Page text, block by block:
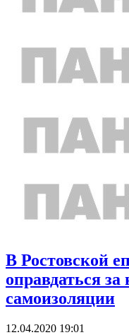
В Ростовской
оправдаться
самоизоляции
12.04.2020 19:01